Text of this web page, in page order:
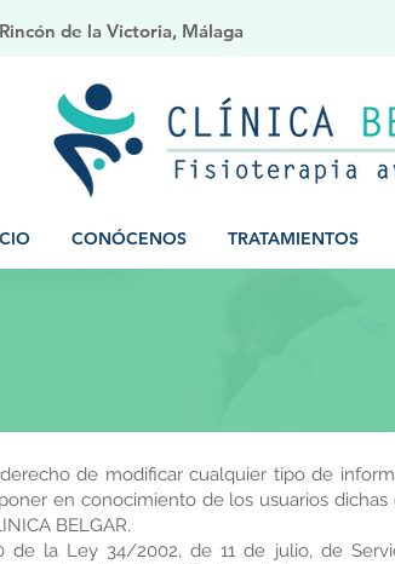
de la Victoria, Málaga
CONÓCENOS TRATAMIENTOS
de modificar cualquier tipo de
en conocimiento de los usuarios
BELGAR.
de la Ley 34/2002, de 11 de julio, de